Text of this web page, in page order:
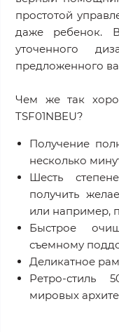
простотой
даже ребенок.
уточенного
предложенного
Чем же так
TSF01NBEU?
Получение
несколько
Шесть
получить
или например,
Быстрое
съемному
Деликатное
Ретро-стиль
мировых